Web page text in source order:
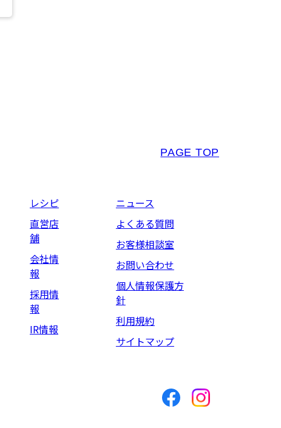
PAGE TOP
レシピ
直営店
舗
会社情
報
採用情
報
IR情報
ニュース
よくある質問
お客様相談室
お問い合わせ
個人情報保護方
針
利用規約
サイトマップ